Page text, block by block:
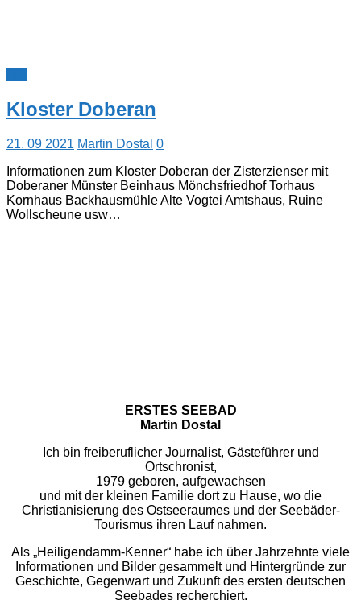
Kloster Doberan
21. 09 2021 Martin Dostal 0
Informationen zum Kloster Doberan der Zisterzienser mit
Doberaner Münster Beinhaus Mönchsfriedhof Torhaus
Kornhaus Backhausmühle Alte Vogtei Amtshaus, Ruine
Wollscheune usw…
ERSTES SEEBAD
Martin Dostal
Ich bin freiberuflicher Journalist, Gästeführer und
Ortschronist,
1979 geboren, aufgewachsen
und mit der kleinen Familie dort zu Hause, wo die
Christianisierung des Ostseeraumes und der Seebäder-
Tourismus ihren Lauf nahmen.
Als „Heiligendamm-Kenner“ habe ich über Jahrzehnte viele
Informationen und Bilder gesammelt und Hintergründe zur
Geschichte, Gegenwart und Zukunft des ersten deutschen
Seebades recherchiert.